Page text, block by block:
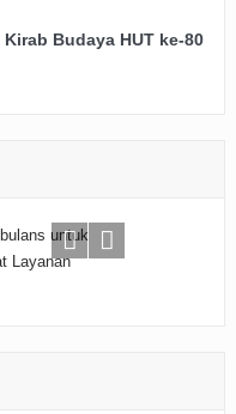
Budaya HUT ke-80